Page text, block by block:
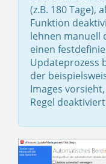
(z.B. 180 Tage),
Funktion
lehnen manuell
einen
Updateprozess
der
Images
Regel